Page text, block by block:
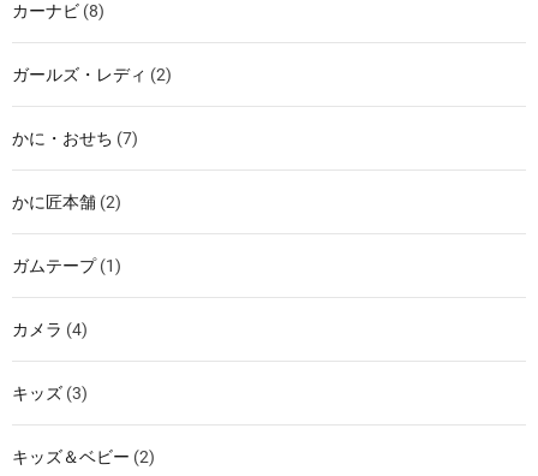
カーナビ (8)
ガールズ・レディ (2)
かに・おせち (7)
かに匠本舗 (2)
ガムテープ(1)
カメラ (4)
キッズ (3)
キッズ＆ベビー (2)